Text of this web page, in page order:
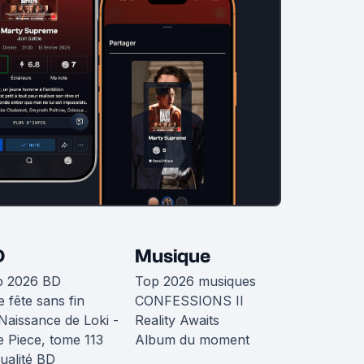
2026 BD
fête sans fin
de Loki -
Piece, tome 113
BD
Musique
Top 2026 musiques
CONFESSIONS II
Reality Awaits
Album du moment